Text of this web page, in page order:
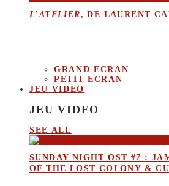
L’ATELIER, DE LAURENT
GRAND ECRAN
PETIT ECRAN
JEU VIDEO
JEU VIDEO
SEE ALL
SUNDAY NIGHT OST #7 :
OF THE LOST COLONY &